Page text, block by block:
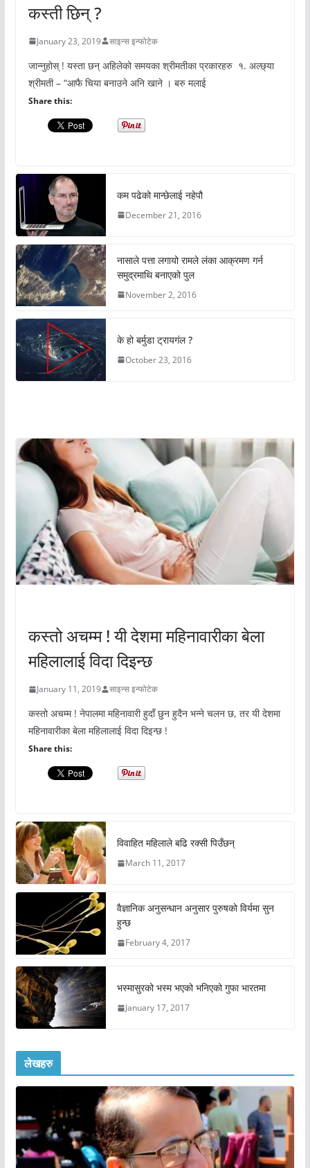
कस्ती छिन् ?
January 23, 2019 साइन्स इन्फोटेक
जान्नुहोस् ! यस्ता छन् अहिलेको समयका श्रीमतीका प्रकारहरु १. अल्छ्या
श्रीमती – “आफै चिया बनाउने अनि खाने । बरु मलाई
Share this:
कम पढेको मान्छेलाई नहेपौ
December 21, 2016
नासाले पत्ता लगायो रामले लंका आक्रमण गर्न
समुद्रमाथि बनाएको पुल
November 2, 2016
के हो बर्मुडा ट्रायगंल ?
October 23, 2016
कस्तो अचम्म ! यी देशमा महिनावारीका बेला
महिलालाई विदा दिइन्छ
January 11, 2019 साइन्स इन्फोटेक
कस्तो अचम्म ! नेपालमा महिनावारी हुदाँ छुन हुदैन भन्ने चलन छ, तर यी देशमा
महिनावारीका बेला महिलालाई विदा दिइन्छ !
Share this:
विवाहित महिलाले बढि रक्सी पिउँछन्
March 11, 2017
वैज्ञानिक अनुसन्धान अनुसार पुरुषको विर्यमा सुन
हुन्छ
February 4, 2017
भस्मासुरको भस्म भएको भनिएको गुफा भारतमा
January 17, 2017
लेखहरु